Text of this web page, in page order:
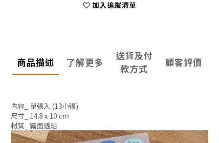
加入追蹤清單
商品描述 了解更多
送貨及付
款方式
顧客評價
內容_ 單張入 (13小張)
尺寸_ 14.8 x 10 cm
材質_ 霧面透貼